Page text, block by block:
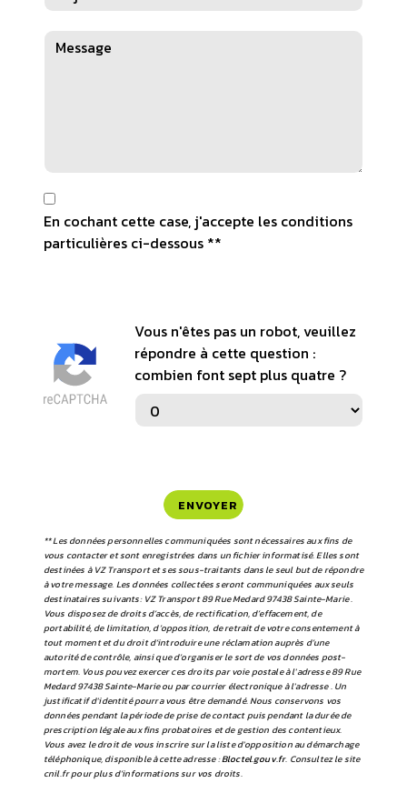
En cochant cette case, j'accepte les conditions
particulières ci-dessous **
Vous n'êtes pas un robot, veuillez
répondre à cette question :
combien font sept plus quatre ?
ENVOYER
** Les données personnelles communiquées sont nécessaires aux fins de
vous contacter et sont enregistrées dans un fichier informatisé. Elles sont
destinées à VZ Transport et ses sous-traitants dans le seul but de répondre
à votre message. Les données collectées seront communiquées aux seuls
destinataires suivants: VZ Transport 89 Rue Medard 97438 Sainte-Marie .
Vous disposez de droits d’accès, de rectification, d’effacement, de
portabilité, de limitation, d’opposition, de retrait de votre consentement à
tout moment et du droit d’introduire une réclamation auprès d’une
autorité de contrôle, ainsi que d’organiser le sort de vos données post-
mortem. Vous pouvez exercer ces droits par voie postale à l'adresse 89 Rue
Medard 97438 Sainte-Marie ou par courrier électronique à l'adresse . Un
justificatif d'identité pourra vous être demandé. Nous conservons vos
données pendant la période de prise de contact puis pendant la durée de
prescription légale aux fins probatoires et de gestion des contentieux.
Vous avez le droit de vous inscrire sur la liste d'opposition au démarchage
téléphonique, disponible à cette adresse :Bloctel.gouv.fr. Consultez le site
cnil.fr pour plus d’informations sur vos droits.